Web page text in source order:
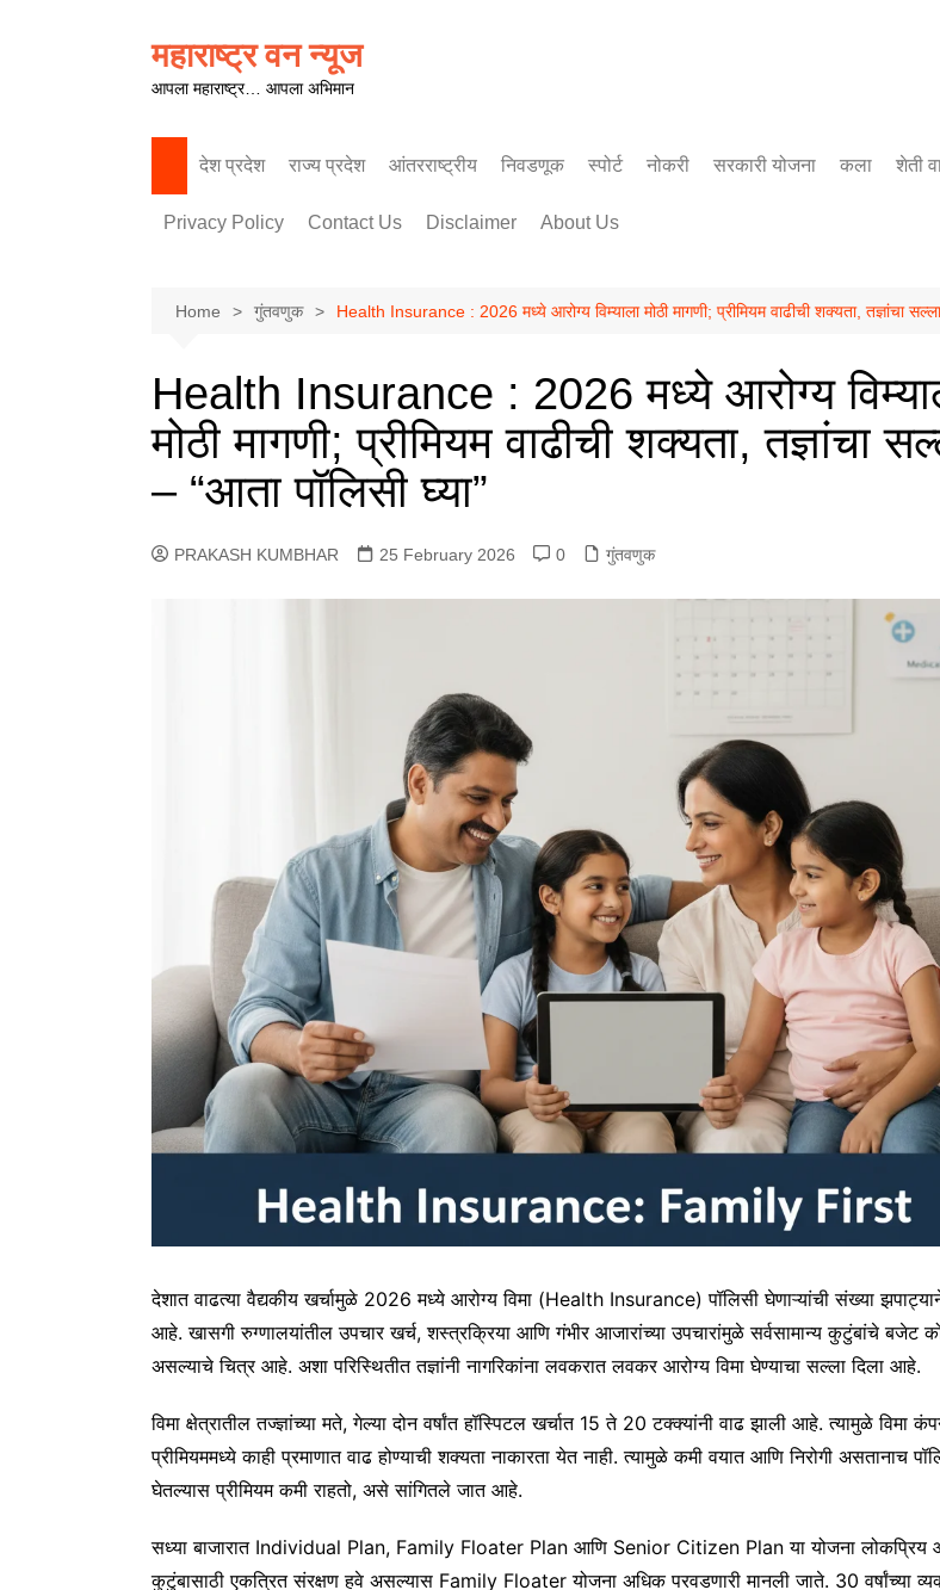
महाराष्ट्र वन न्यूज
आपला महाराष्ट्र… आपला अभिमान
देश प्रदेश राज्य प्रदेश
पश्चिम महाराष्ट्र
आंतरराष्ट्रीय निवडणूक स्पोर्ट नोकरी सरकारी योजना कला शेती
Privacy Policy Contact Us Disclaimer About Us
Home गुंतवणुक Health Insurance : 2026 मध्ये आरोग्य विम्याला मोठी मागणी; प्रीमियम वाढीची शक्यता, तज्ञांचा
Health Insurance : 2026 मध्ये आरोग्य
मोठी मागणी; प्रीमियम वाढीची शक्यता, तज्ञांचा
– “आता पॉलिसी घ्या”
PRAKASH KUMBHAR 25 February 2026 0 गुंतवणुक
देशात वाढत्या वैद्यकीय खर्चामुळे 2026 मध्ये आरोग्य विमा (Health Insurance) पॉलिसी घेणाऱ्यांची संख्या
आहे. खासगी रुग्णालयांतील उपचार खर्च, शस्त्रक्रिया आणि गंभीर आजारांच्या उपचारांमुळे सर्वसामान्य कुटुंबांचे बजेट
असल्याचे चित्र आहे. अशा परिस्थितीत तज्ञांनी नागरिकांना लवकरात लवकर आरोग्य विमा घेण्याचा सल्ला दिला आहे.
विमा क्षेत्रातील तज्ज्ञांच्या मते, गेल्या दोन वर्षांत हॉस्पिटल खर्चात 15 ते 20 टक्क्यांनी वाढ झाली आहे. त्यामुळे विमा
प्रीमियममध्ये काही प्रमाणात वाढ होण्याची शक्यता नाकारता येत नाही. त्यामुळे कमी वयात आणि निरोगी असतानाच
घेतल्यास प्रीमियम कमी राहतो, असे सांगितले जात आहे.
सध्या बाजारात Individual Plan, Family Floater Plan आणि Senior Citizen Plan या योजना लोकप्रिय
कुटुंबासाठी एकत्रित संरक्षण हवे असल्यास Family Floater योजना अधिक परवडणारी मानली जाते. 30 वर्षांच्या